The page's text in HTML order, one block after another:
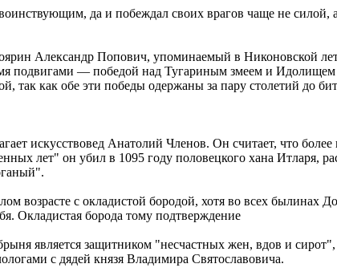
да и побеждал своих врагов чаще не
Александр Попович, упоминаемый в Никоновской
подвигами — победой над Тугариным змеем и Идолищем
так как обе эти победы одержаны за пару столетий до
искусствовед Анатолий Членов. Он считает, что
лет" он убил в 1095 году половецкого хана Итларя,
возрасте с окладистой бородой, хотя во всех былинах
Окладистая борода тому подтверждение
является защитником "несчастных жен, вдов и сирот",
с дядей князя Владимира Святославовича.